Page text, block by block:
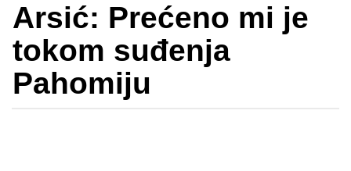
Arsić: Prećeno mi je
tokom suđenja
Pahomiju